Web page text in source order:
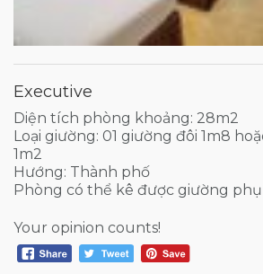
Executive
Diện tích phòng khoảng: 28m2
Loại giường: 01 giường đôi 1m8
1m2
Hướng: Thành phố
Phòng có thể kê được giường phụ
Your opinion counts!